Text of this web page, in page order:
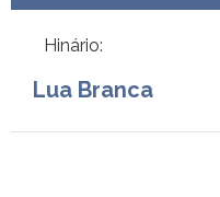
Hinário:
Lua Branca